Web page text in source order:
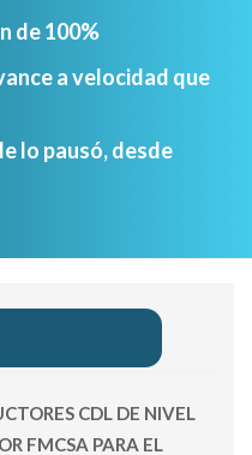
de 100%
a velocidad que
lo pausó, desde
CDL DE NIVEL
FMCSA PARA EL